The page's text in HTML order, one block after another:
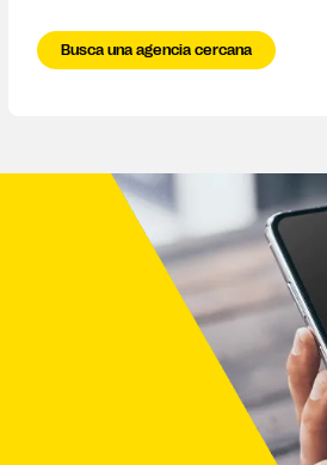
Busca una agencia cercana